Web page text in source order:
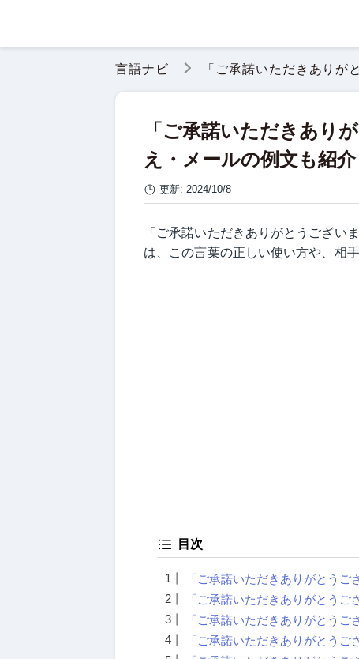
言語ナビ 「ご承諾いただきありが
「ご承諾いただきあり
え・メールの例文も紹介
更新: 2024/10/8
「ご承諾いただきありがとうござい
は、この言葉の正しい使い方や、相
目次
「ご承諾いただきありがとうご
「ご承諾いただきありがとうご
「ご承諾いただきありがとう
「ご承諾いただきありがとう